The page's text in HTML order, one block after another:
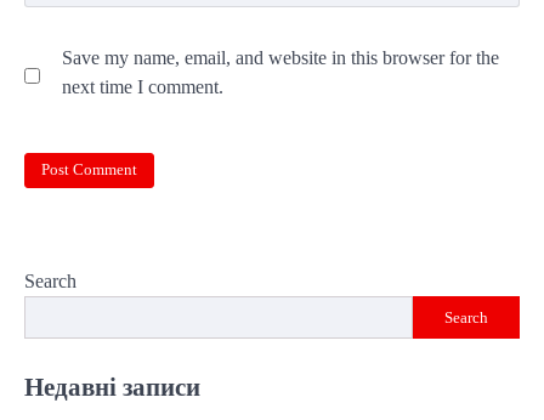
Save my name, email, and website in this browser for the
next time I comment.
Search
Search
Недавні записи